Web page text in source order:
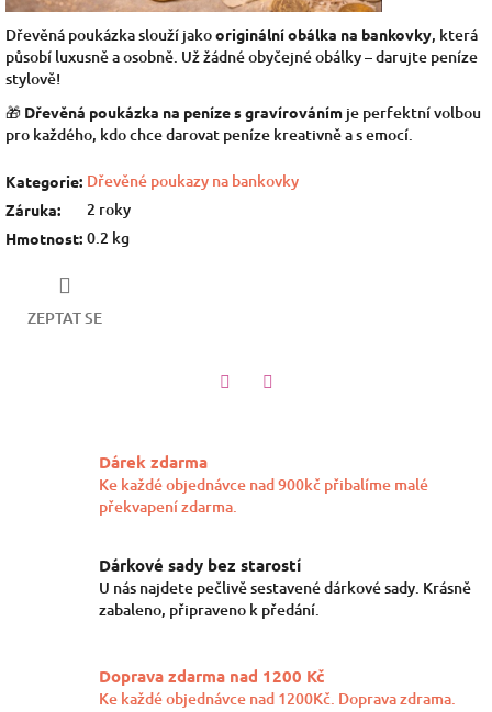
Dřevěná poukázka slouží jakooriginální obálka na bankovky, která
působí luxusně a osobně. Už žádné obyčejné obálky – darujte peníze
stylově!
🎁 Dřevěná poukázka na peníze s gravírováním je perfektní volbou
pro každého, kdo chce darovat peníze kreativně a s emocí.
Kategorie: Dřevěné poukazy na bankovky
Záruka: 2 roky
Hmotnost: 0.2 kg
ZEPTAT SE
Dárek zdarma
Ke každé objednávce nad 900kč přibalíme malé
překvapení zdarma.
Dárkové sady bez starostí
U nás najdete pečlivě sestavené dárkové sady. Krásně
zabaleno, připraveno k předání.
Doprava zdarma nad 1200 Kč
Ke každé objednávce nad 1200Kč. Doprava zdrama.